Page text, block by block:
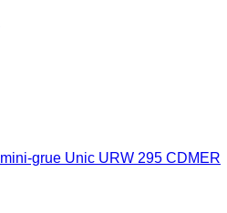
mini-grue Unic URW 295 CDMER